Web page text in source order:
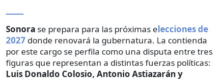
Sonora se prepara para las próximas elecciones de
2027 donde renovará la gubernatura. La contienda
por este cargo se perfila como una disputa entre tres
figuras que representan a distintas fuerzas políticas:
Luis Donaldo Colosio, Antonio Astiazarán y